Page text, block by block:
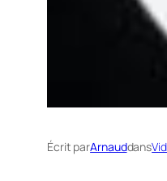
Écrit parArnauddans